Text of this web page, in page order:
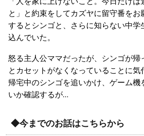
と」と約束をしてカズヤに留守番をお
するとシンゴと、さらに知らない中学
込んでいた。
怒る主人公ママだったが、シンゴが帰
とカセットがなくなっていることに気
帰宅中のシンゴを追いかけ、ゲーム機
いか確認するが…
◆今までのお話はこちらから